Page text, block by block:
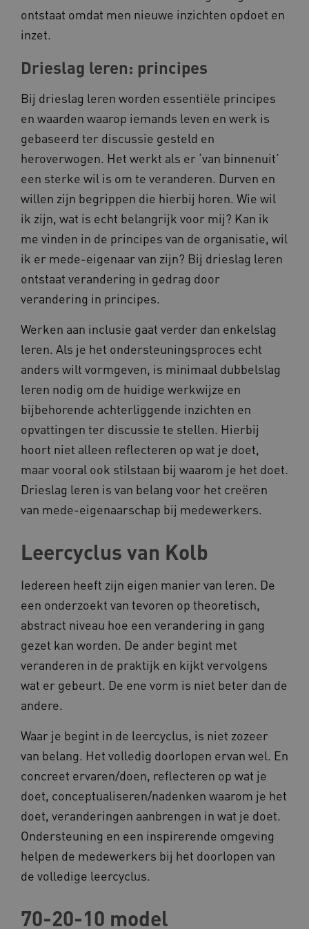
ontstaat omdat men nieuwe inzichten opdoet en
inzet.
Drieslag leren: principes
Bij drieslag leren worden essentiële principes
en waarden waarop iemands leven en werk is
gebaseerd ter discussie gesteld en
heroverwogen. Het werkt als er ‘van binnenuit’
een sterke wil is om te veranderen. Durven en
willen zijn begrippen die hierbij horen. Wie wil
ik zijn, wat is echt belangrijk voor mij? Kan ik
me vinden in de principes van de organisatie, wil
ik er mede-eigenaar van zijn? Bij drieslag leren
ontstaat verandering in gedrag door
verandering in principes.
Werken aan inclusie gaat verder dan enkelslag
leren. Als je het ondersteuningsproces echt
anders wilt vormgeven, is minimaal dubbelslag
leren nodig om de huidige werkwijze en
bijbehorende achterliggende inzichten en
opvattingen ter discussie te stellen. Hierbij
hoort niet alleen reflecteren op wat je doet,
maar vooral ook stilstaan bij waarom je het doet.
Drieslag leren is van belang voor het creëren
van mede-eigenaarschap bij medewerkers.
Leercyclus van Kolb
Iedereen heeft zijn eigen manier van leren. De
een onderzoekt van tevoren op theoretisch,
abstract niveau hoe een verandering in gang
gezet kan worden. De ander begint met
veranderen in de praktijk en kijkt vervolgens
wat er gebeurt. De ene vorm is niet beter dan de
andere.
Waar je begint in de leercyclus, is niet zozeer
van belang. Het volledig doorlopen ervan wel. En
concreet ervaren/doen, reflecteren op wat je
doet, conceptualiseren/nadenken waarom je het
doet, veranderingen aanbrengen in wat je doet.
Ondersteuning en een inspirerende omgeving
helpen de medewerkers bij het doorlopen van
de volledige leercyclus.
70-20-10 model
FPLC .kennispleingehandicaptensector.nl
__cf_bm
Cloudflare Inc.
.vimeo.com
BCSessionID vilans.blueconic.net
.www.kennispleingehandicaptensector.nl
CookieScriptConsent
CookieScript
www.kennispleingehandicaptensector.nl
AWSALBCORS
Amazon.com Inc.
a594.kennispleingehandicaptensector.nl
UMB_SESSION www.kennispleingehandicaptensector.nl
ARRAffinitySameSite
.www.kennispleingehandicaptensector.nl
Google Privacy Policy